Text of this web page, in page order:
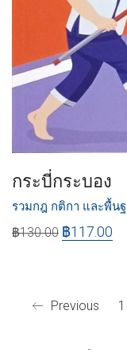
กระบี่กระบอง
รวมกฎ กติกา และพื้น
฿130.00 ฿117.00
Previous 1